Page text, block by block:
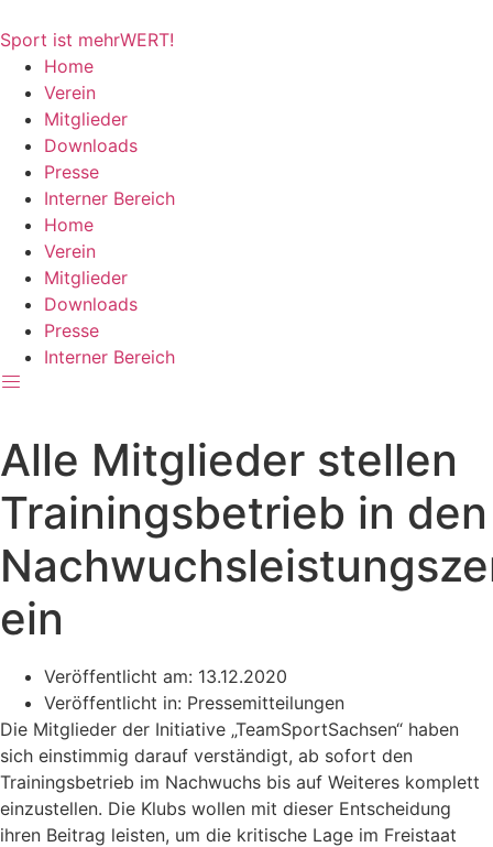
Inhalt
springen
Sport ist mehrWERT!
Home
Verein
Mitglieder
Downloads
Presse
Interner Bereich
Home
Verein
Mitglieder
Downloads
Presse
Interner Bereich
Alle Mitglieder stellen
Trainingsbetrieb in den
ein
Veröffentlicht am: 13.12.2020
Veröffentlicht in: Pressemitteilungen
Die Mitglieder der Initiative „TeamSportSachsen“ haben
sich einstimmig darauf verständigt, ab sofort den
Trainingsbetrieb im Nachwuchs bis auf Weiteres komplett
einzustellen. Die Klubs wollen mit dieser Entscheidung
ihren Beitrag leisten, um die kritische Lage im Freistaat